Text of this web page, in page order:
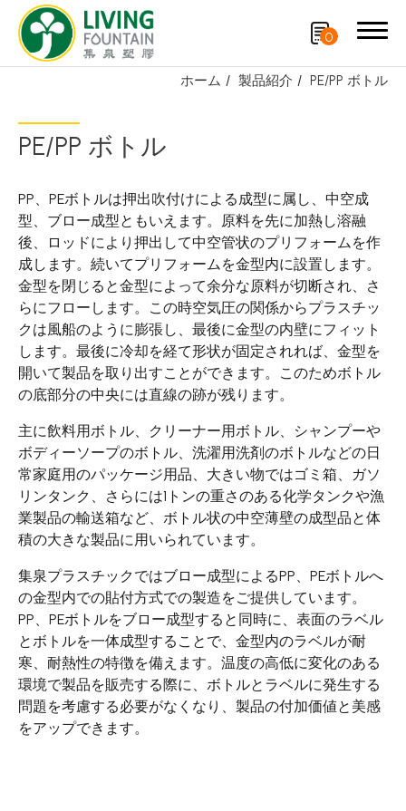
0
ホーム 製品紹介 PE/PP ボトル
PE/PP ボトル
PP、PEボトルは押出吹付けによる成型に属し、中空成
型、ブロー成型ともいえます。原料を先に加熱し溶融
後、ロッドにより押出して中空管状のプリフォームを作
成します。続いてプリフォームを金型内に設置します。
金型を閉じると金型によって余分な原料が切断され、さ
らにフローします。この時空気圧の関係からプラスチッ
クは風船のように膨張し、最後に金型の内壁にフィット
します。最後に冷却を経て形状が固定されれば、金型を
開いて製品を取り出すことができます。このためボトル
の底部分の中央には直線の跡が残ります。
主に飲料用ボトル、クリーナー用ボトル、シャンプーや
ボディーソープのボトル、洗濯用洗剤のボトルなどの日
常家庭用のパッケージ用品、大きい物ではゴミ箱、ガソ
リンタンク、さらには1トンの重さのある化学タンクや漁
業製品の輸送箱など、ボトル状の中空薄壁の成型品と体
積の大きな製品に用いられています。
集泉プラスチックではブロー成型によるPP、PEボトルへ
の金型内での貼付方式での製造をご提供しています。
PP、PEボトルをブロー成型すると同時に、表面のラベル
とボトルを一体成型することで、金型内のラベルが耐
寒、耐熱性の特徴を備えます。温度の高低に変化のある
環境で製品を販売する際に、ボトルとラベルに発生する
問題を考慮する必要がなくなり、製品の付加価値と美感
をアップできます。
厳選商品
PCR PET ボトル
PE/PP ボトル
キャップ
スプレーノズル
ミストスプレー、ミニボトル、ロールオンボトル
ポンプヘッド
PCR PETプリフォーム
特許技術
再生資源製品
技術力
使用用途
持続可能な経営